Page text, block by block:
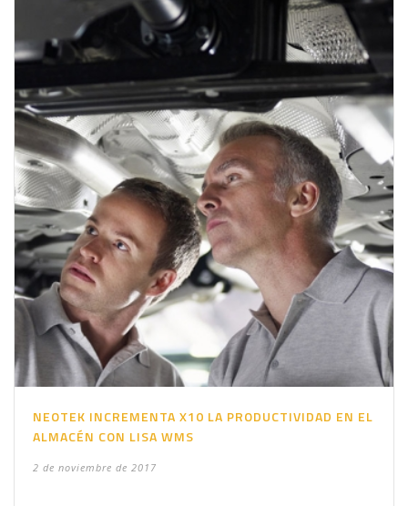
NEOTEK INCREMENTA X10 LA PRODUCTIVIDAD EN EL
ALMACÉN CON LISA WMS
2 de noviembre de 2017